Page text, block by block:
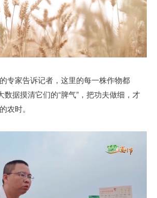
专家告诉记者，这里的每一株作物都
数据摸清它们的“脾气”，把功夫做细，才
农时。